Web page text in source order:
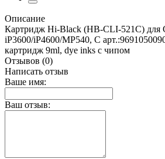
Описание
Картридж Hi-Black (HB-CLI-521C) для
iP3600/iP4600/MP540, C
картридж 9ml, dye inks с чипом
Отзывов (0)
Написать отзыв
Ваше имя:
Ваш отзыв: